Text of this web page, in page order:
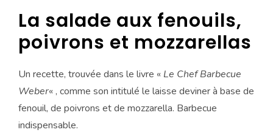
La salade aux fenouils,
poivrons et mozzarellas
Un recette, trouvée dans le livre « Le Chef Barbecue
Weber« , comme son intitulé le laisse deviner à base de
fenouil, de poivrons et de mozzarella. Barbecue
indispensable.